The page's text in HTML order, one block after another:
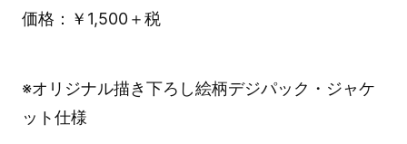
価格：￥1,500＋税
※オリジナル描き下ろし絵柄デジパック・ジャケ
ット仕様